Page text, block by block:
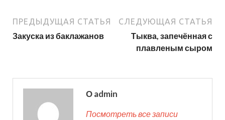
ПРЕДЫДУЩАЯ СТАТЬЯ
Закуска из баклажанов
СЛЕДУЮЩАЯ СТАТЬЯ
Тыква, запечённая с
плавленым сыром
О admin
Посмотреть все записи